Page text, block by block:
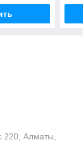
220, Алматы,